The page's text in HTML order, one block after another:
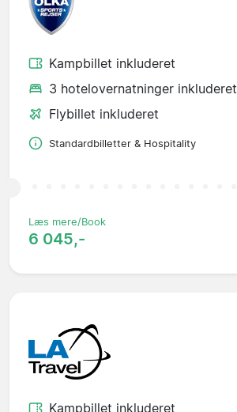
Kampbillet inkluderet
3 hotelovernatninger inkluderet
Flybillet inkluderet
Standardbilletter & Hospitality
Læs mere/Book
6 045,-
Kampbillet inkluderet